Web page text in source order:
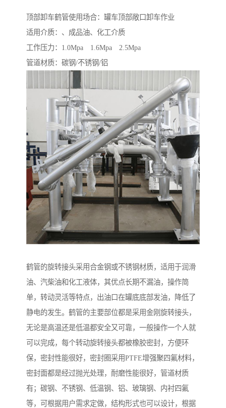
顶部卸车鹤管使用场合：罐车顶部敞口卸车作业
适用介质：、成品油、化工介质
工作压力：1.0Mpa 1.6Mpa 2.5Mpa
管道材质：碳钢/不锈钢/铝
鹤管的旋转接头采用合金钢或不锈钢材质，适用于润滑
油、汽柴油和化工液体，其优点长期不漏油，操作简
单，转动灵活等特点，出油口在罐底底部发油，降低了
静电的发生。鹤管的主要部位都是采用金刚旋转接头，
无论是高温还是低温都安全又可靠，一般操作一个人就
可以完成，每个转动旋转接头都被橡胶密封，方便环
保，密封性能很好，密封圈采用PTFE增强聚四氟材料，
密封面都是经过抛光处理，耐磨性能很好，管道材质
有；碳钢、不锈钢、低温钢、铝、玻璃钢、内衬四氟
等，可根据用户需求定做，结构形式也可以设计，根据